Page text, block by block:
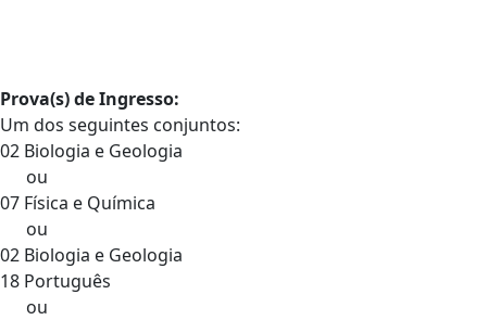
Prova(s) de Ingresso:
Um dos seguintes conjuntos:
02 Biologia e Geologia
ou
07 Física e Química
ou
02 Biologia e Geologia
18 Português
ou